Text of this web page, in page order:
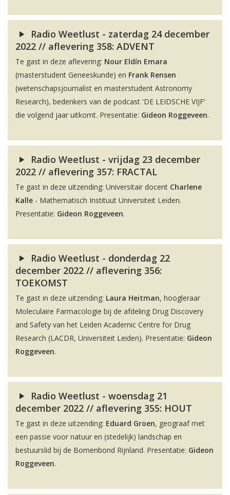
Radio Weetlust - zaterdag 24 december
2022 // aflevering 358: ADVENT
Te gast in deze aflevering: Nour Eldín Emara
(masterstudent Geneeskunde) en Frank Rensen
(wetenschapsjournalist en masterstudent Astronomy
Research), bedenkers van de podcast 'DE LEIDSCHE VIJF'
die volgend jaar uitkomt. Presentatie: Gideon Roggeveen.
Radio Weetlust - vrijdag 23 december
2022 // aflevering 357: FRACTAL
Te gast in deze uitzending: Universitair docent Charlene
Kalle - Mathematisch Instituut Universiteit Leiden.
Presentatie: Gideon Roggeveen.
Radio Weetlust - donderdag 22
december 2022 // aflevering 356:
TOEKOMST
Te gast in deze uitzending: Laura Heitman, hoogleraar
Moleculaire Farmacologie bij de afdeling Drug Discovery
and Safety van het Leiden Academic Centre for Drug
Research (LACDR, Universiteit Leiden). Presentatie: Gideon
Roggeveen.
Radio Weetlust - woensdag 21
december 2022 // aflevering 355: HOUT
Te gast in deze uitzending: Eduard Groen, geograaf met
een passie voor natuur en (stedelijk) landschap en
bestuurslid bij de Bomenbond Rijnland. Presentatie: Gideon
Roggeveen.